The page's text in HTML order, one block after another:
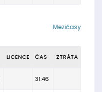
Mezičasy
LICENCE ČAS ZTRÁTA
31:46